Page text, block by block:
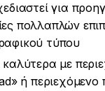
για
πολλαπλών
τύπου
καλύτερα με
ή περιεχόμενο